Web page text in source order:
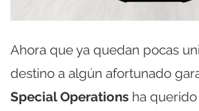
Ahora que ya quedan pocas
destino a algún afortunado
Special Operations ha